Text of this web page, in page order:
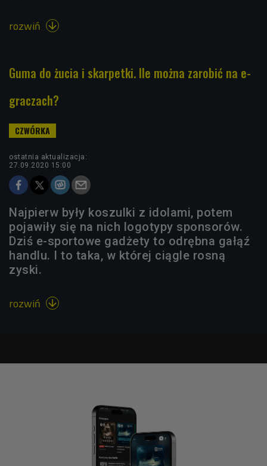
rozwiń 
Guma do żucia i skarpetki. Ile można zarobić na e-
graczach?
ostatnia aktualizacja:
27.09.2020 15:00
Najpierw były koszulki z idolami, potem
pojawiły się na nich logotypy sponsorów.
Dziś e-sportowe gadżety to odrębna gałąź
handlu. I to taka, w której ciągle rosną
zyski.
rozwiń 